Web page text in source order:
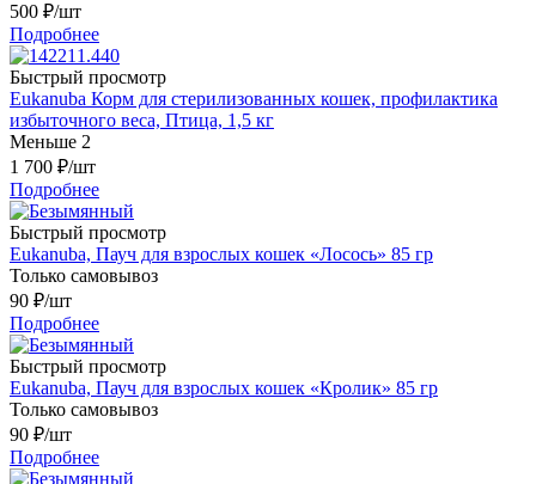
500 ₽/шт
Подробнее
Быстрый просмотр
Eukanuba Корм для стерилизованных кошек, профилактика
избыточного веса, Птица, 1,5 кг
Меньше 2
1 700 ₽/шт
Подробнее
Быстрый просмотр
Eukanuba, Пауч для взрослых кошек «Лосось» 85 гр
Только самовывоз
90 ₽/шт
Подробнее
Быстрый просмотр
Eukanuba, Пауч для взрослых кошек «Кролик» 85 гр
Только самовывоз
90 ₽/шт
Подробнее